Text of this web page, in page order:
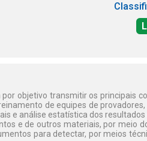
L
objetivo transmitir os principais
de equipes de
e análise estatística dos resultados
e de outros materiais, por meio
para detectar, por meios